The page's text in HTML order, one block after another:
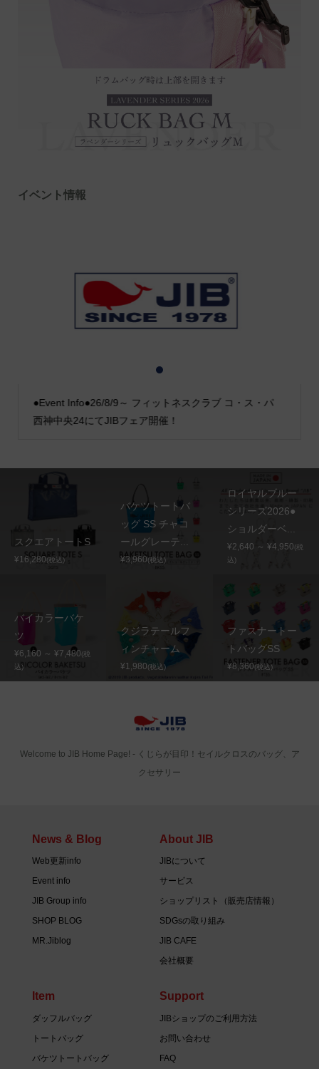
イベント情報
●Event Info●26/8/9～ フィットネスクラブ コ・ス・パ
西神中央24にてJIBフェア開催！
2
スクエアトートS
¥16,280(税込)
バケツトートバ
ッグ SS チャコ
ールグレーテ...
¥3,960(税込)
ロイヤルブルー
シリーズ2026●
ショルダーベ...
¥2,640 ～ ¥4,950(税
込)
バイカラーバケ
ツ
¥6,160 ～ ¥7,480(税
込)
クジラテールフ
ィンチャーム
¥1,980(税込)
ファスナートー
トバッグSS
¥8,360(税込)
Welcome to JIB Home Page! ‐ くじらが目印！セイルクロスのバッグ、ア
クセサリー
News & Blog
Web更新info
Event info
JIB Group info
SHOP BLOG
MR.Jiblog
About JIB
JIBについて
サービス
ショップリスト（販売店情報）
SDGsの取り組み
JIB CAFE
会社概要
Item
ダッフルバッグ
トートバッグ
バケツトートバッグ
Support
JIBショップのご利用方法
お問い合わせ
FAQ